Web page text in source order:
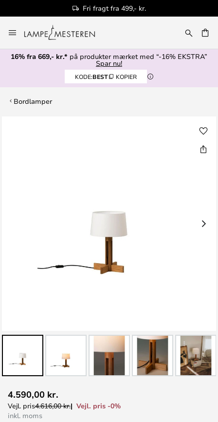
Fri fragt fra 499,- kr.
to
Content
16% fra 669,- kr.* på produkter mærket med “-16% EKSTRA”
Spar nu!
KODE:BEST KOPIER
Bordlamper
til
starten
4.590,00 kr.
Vejl. pris4.616,00 kr.
Vejl. pris -0%
inkl. moms